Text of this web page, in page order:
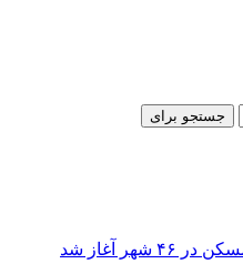
جستجو برای